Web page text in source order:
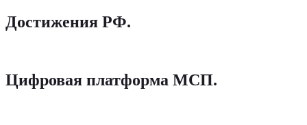
Достижения РФ.
Цифровая платформа МСП.